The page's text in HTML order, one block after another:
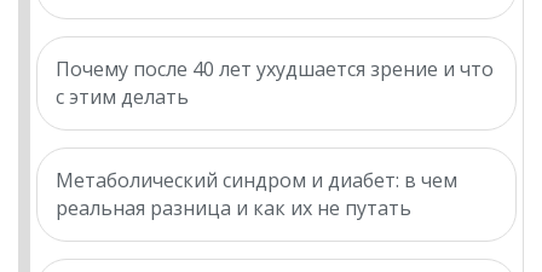
Почему после 40 лет ухудшается зрение и что
с этим делать
Метаболический синдром и диабет: в чем
реальная разница и как их не путать